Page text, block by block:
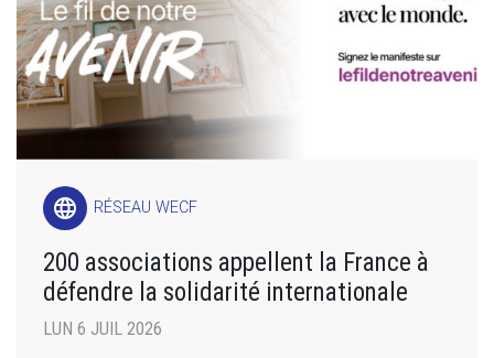
language RÉSEAU WECF
200 associations appellent la France à
défendre la solidarité internationale
LUN 6 JUIL 2026